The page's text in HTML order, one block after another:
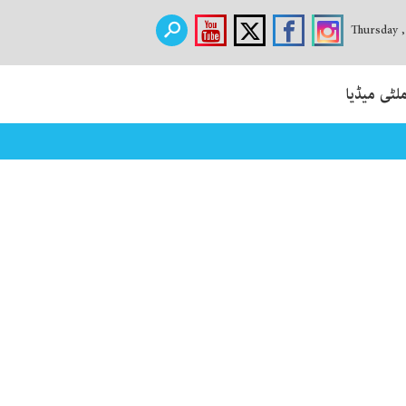
Thursday
ملٹی میڈیا